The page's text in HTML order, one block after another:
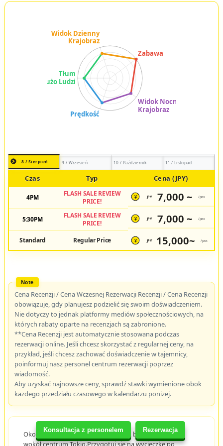
Konsultacja z personelem Rezerwacja
8 / Sierpień 9 / Wrzesień 10 / Październik 11 / Listopad
Czas Typ Cena (JPY)
4PM
FLASH SALE REVIEW
PRICE!
¥ JPY 7,000 ~ /pax
5:30PM
FLASH SALE REVIEW
PRICE!
¥ JPY 7,000 ~ /pax
Standard Regular Price ¥ JPY 15,000~ /pax
Cena Recenzji / Cena Wczesnej Rezerwacji Recenzji / Cena Recenzji
obowiązuje, gdy planujesz podzielić się swoim doświadczeniem.
Nie dotyczy to jednak platformy mediów społecznościowych, na
których rabaty oparte na recenzjach są zabronione.
**Cena Recenzji jest automatycznie stosowana podczas
rezerwacji online. Jeśli chcesz skorzystać z regularnej ceny, na
przykład, jeśli chcesz zachować doświadczenie w tajemnicy,
poinformuj nasz personel centrum rezerwacji poprzez
wiadomość.
Aby uzyskać najnowsze ceny, sprawdź stawki wymienione obok
każdego przedziału czasowego w kalendarzu poniżej.
Około 1 godziny. Na tym kursie A2-S, będziemy jeździć
wokół centrum Tokio.Przygotuj się na wycieczkę po